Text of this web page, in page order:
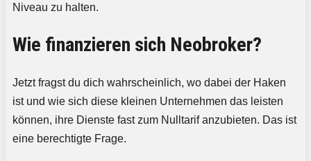
Niveau zu halten.
Wie finanzieren sich Neobroker?
Jetzt fragst du dich wahrscheinlich, wo dabei der Haken
ist und wie sich diese kleinen Unternehmen das leisten
können, ihre Dienste fast zum Nulltarif anzubieten. Das ist
eine berechtigte Frage.